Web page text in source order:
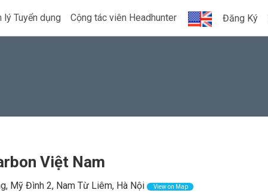
lý Tuyển dụng Cộng tác viên Headhunter Đăng Ký
Việt Nam
Mỹ Đình 2, Nam Từ Liêm, Hà Nội View on Map